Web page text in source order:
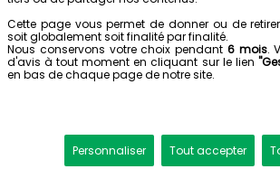
Cette page vous permet de donner ou de
soit globalement soit finalité par finalité.
Nous conservons votre choix pendant 6 mois.
d'avis à tout moment en cliquant sur le lien
en bas de chaque page de notre site.
Personnaliser Tout accepter